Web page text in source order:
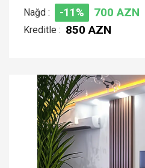
Nağd : -11% 700 AZN
Kreditle : 850 AZN